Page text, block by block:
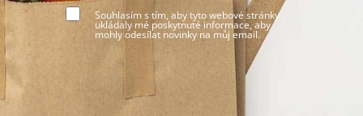
Souhlasím s tím, aby tyto webové stránky
ukládaly mé poskytnuté informace, aby
mohly odesílat novinky na můj email.